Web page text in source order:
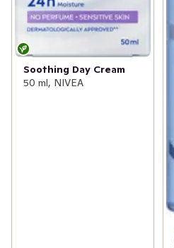
Soothing Day Cream
50 ml, NIVEA